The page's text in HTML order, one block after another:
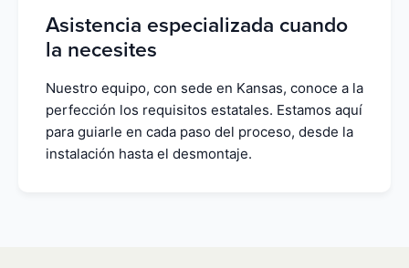
Asistencia especializada cuando
la necesites
Nuestro equipo, con sede en Kansas, conoce a la
perfección los requisitos estatales. Estamos aquí
para guiarle en cada paso del proceso, desde la
instalación hasta el desmontaje.